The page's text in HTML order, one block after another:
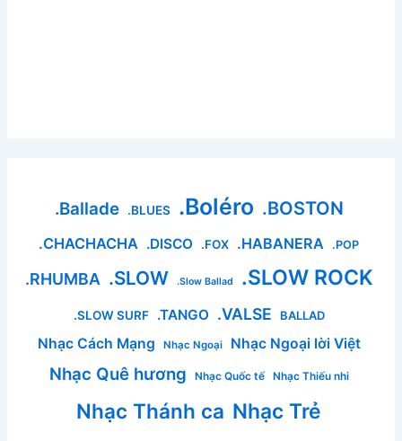
.Ballade .BLUES .Boléro .BOSTON
.CHACHACHA .DISCO .FOX .HABANERA .POP
.RHUMBA .SLOW .Slow Ballad .SLOW ROCK
.SLOW SURF .TANGO .VALSE BALLAD
Nhạc Cách Mạng Nhạc Ngoại Nhạc Ngoại lời Việt
Nhạc Quê hương Nhạc Quốc tế Nhạc Thiếu nhi
Nhạc Thánh ca Nhạc Trẻ